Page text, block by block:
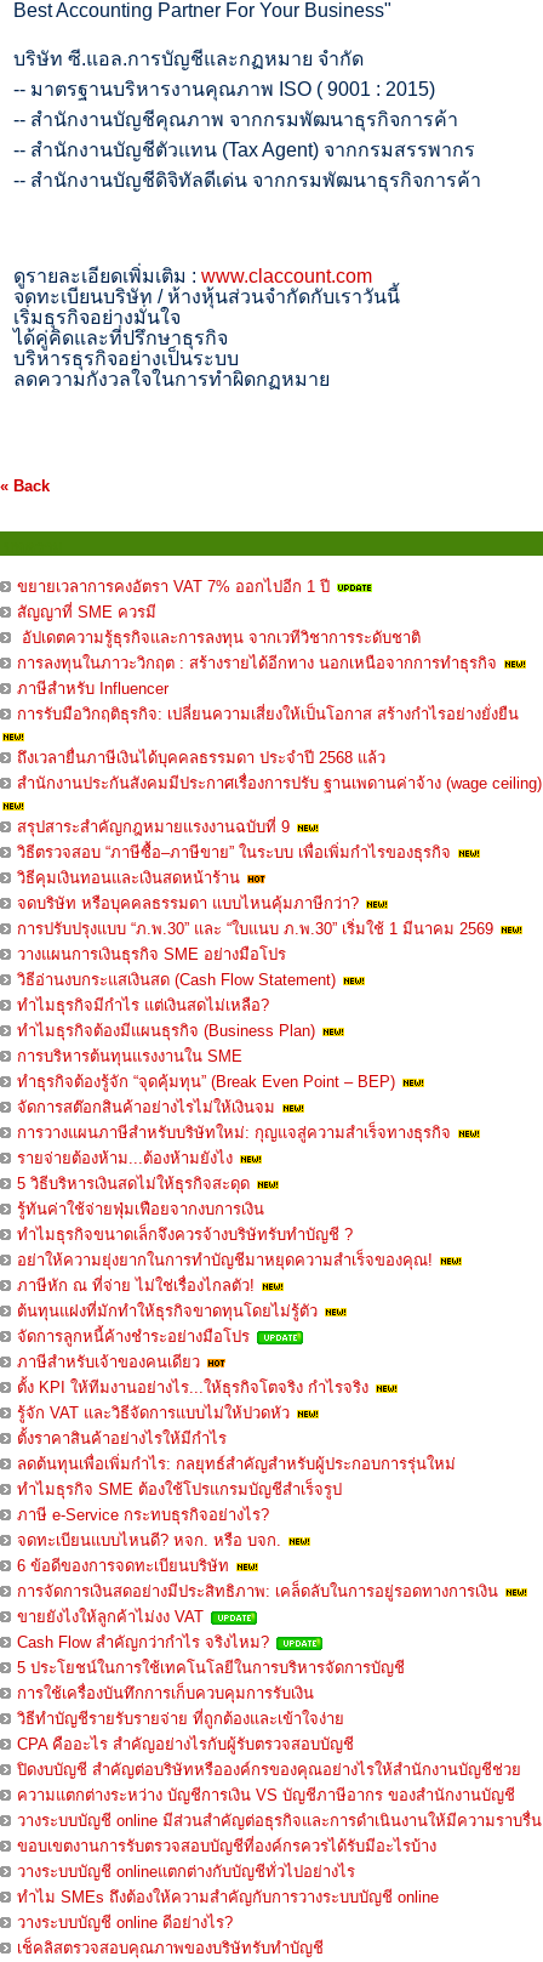
Best Accounting Partner For Your Business"
บริษัท ซี.แอล.การบัญชีและกฏหมาย จำกัด
-- มาตรฐานบริหารงานคุณภาพ ISO ( 9001 : 2015)
-- สำนักงานบัญชีคุณภาพ จากกรมพัฒนาธุรกิจการค้า
-- สำนักงานบัญชีตัวแทน (Tax Agent) จากกรมสรรพากร
-- สำนักงานบัญชีดิจิทัลดีเด่น จากกรมพัฒนาธุรกิจการค้า
ดูรายละเอียดเพิ่มเติม : www.claccount.com
จดทะเบียนบริษัท / ห้างหุ้นส่วนจำกัดกับเราวันนี้
เริ่มธุรกิจอย่างมั่นใจ
ได้คู่คิดและที่ปรึกษาธุรกิจ
บริหารธุรกิจอย่างเป็นระบบ
ลดความกังวลใจในการทำผิดกฏหมาย
« Back
ขยายเวลาการคงอัตรา VAT 7% ออกไปอีก 1 ปี
สัญญาที่ SME ควรมี
อัปเดตความรู้ธุรกิจและการลงทุน จากเวทีวิชาการระดับชาติ
การลงทุนในภาวะวิกฤต : สร้างรายได้อีกทาง นอกเหนือจากการทำธุรกิจ
ภาษีสำหรับ Influencer
การรับมือวิกฤติธุรกิจ: เปลี่ยนความเสี่ยงให้เป็นโอกาส สร้างกำไรอย่างยั่งยืน
ถึงเวลายื่นภาษีเงินได้บุคคลธรรมดา ประจำปี 2568 แล้ว
สำนักงานประกันสังคมมีประกาศเรื่องการปรับ ฐานเพดานค่าจ้าง (wage ceiling)
สรุปสาระสำคัญกฎหมายแรงงานฉบับที่ 9
วิธีตรวจสอบ “ภาษีซื้อ–ภาษีขาย” ในระบบ เพื่อเพิ่มกำไรของธุรกิจ
วิธีคุมเงินทอนและเงินสดหน้าร้าน
จดบริษัท หรือบุคคลธรรมดา แบบไหนคุ้มภาษีกว่า?
การปรับปรุงแบบ “ภ.พ.30” และ “ใบแนบ ภ.พ.30” เริ่มใช้ 1 มีนาคม 2569
วางแผนการเงินธุรกิจ SME อย่างมือโปร
วิธีอ่านงบกระแสเงินสด (Cash Flow Statement)
ทำไมธุรกิจมีกำไร แต่เงินสดไม่เหลือ?
ทำไมธุรกิจต้องมีแผนธุรกิจ (Business Plan)
การบริหารต้นทุนแรงงานใน SME
ทำธุรกิจต้องรู้จัก “จุดคุ้มทุน” (Break Even Point – BEP)
จัดการสต๊อกสินค้าอย่างไรไม่ให้เงินจม
การวางแผนภาษีสำหรับบริษัทใหม่: กุญแจสู่ความสำเร็จทางธุรกิจ
รายจ่ายต้องห้าม...ต้องห้ามยังไง
5 วิธีบริหารเงินสดไม่ให้ธุรกิจสะดุด
รู้ทันค่าใช้จ่ายฟุ่มเฟือยจากงบการเงิน
ทำไมธุรกิจขนาดเล็กจึงควรจ้างบริษัทรับทำบัญชี ?
อย่าให้ความยุ่งยากในการทำบัญชีมาหยุดความสำเร็จของคุณ!
ภาษีหัก ณ ที่จ่าย ไม่ใช่เรื่องไกลตัว!
ต้นทุนแฝงที่มักทำให้ธุรกิจขาดทุนโดยไม่รู้ตัว
จัดการลูกหนี้ค้างชำระอย่างมือโปร
ภาษีสำหรับเจ้าของคนเดียว
ตั้ง KPI ให้ทีมงานอย่างไร...ให้ธุรกิจโตจริง กำไรจริง
รู้จัก VAT และวิธีจัดการแบบไม่ให้ปวดหัว
ตั้งราคาสินค้าอย่างไรให้มีกำไร
ลดต้นทุนเพื่อเพิ่มกำไร: กลยุทธ์สำคัญสำหรับผู้ประกอบการรุ่นใหม่
ทำไมธุรกิจ SME ต้องใช้โปรแกรมบัญชีสำเร็จรูป
ภาษี e-Service กระทบธุรกิจอย่างไร?
จดทะเบียนแบบไหนดี? หจก. หรือ บจก.
6 ข้อดีของการจดทะเบียนบริษัท
การจัดการเงินสดอย่างมีประสิทธิภาพ: เคล็ดลับในการอยู่รอดทางการเงิน
ขายยังไงให้ลูกค้าไม่งง VAT
Cash Flow สำคัญกว่ากำไร จริงไหม?
5 ประโยชน์ในการใช้เทคโนโลยีในการบริหารจัดการบัญชี
การใช้เครื่องบันทึกการเก็บควบคุมการรับเงิน
วิธีทำบัญชีรายรับรายจ่าย ที่ถูกต้องและเข้าใจง่าย
CPA คืออะไร สำคัญอย่างไรกับผู้รับตรวจสอบบัญชี
ปิดงบบัญชี สำคัญต่อบริษัทหรือองค์กรของคุณอย่างไรให้สำนักงานบัญชีช่วย
ความแตกต่างระหว่าง บัญชีการเงิน VS บัญชีภาษีอากร ของสำนักงานบัญชี
วางระบบบัญชี online มีส่วนสำคัญต่อธุรกิจและการดำเนินงานให้มีความราบรื่น
ขอบเขตงานการรับตรวจสอบบัญชีที่องค์กรควรได้รับมีอะไรบ้าง
วางระบบบัญชี onlineแตกต่างกับบัญชีทั่วไปอย่างไร
ทำไม SMEs ถึงต้องให้ความสำคัญกับการวางระบบบัญชี online
วางระบบบัญชี online ดีอย่างไร?
เช็คลิสตรวจสอบคุณภาพของบริษัทรับทำบัญชี